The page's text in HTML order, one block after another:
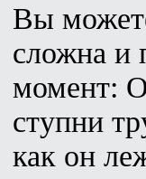
Вы
сложна и
момент:
ступни
как он